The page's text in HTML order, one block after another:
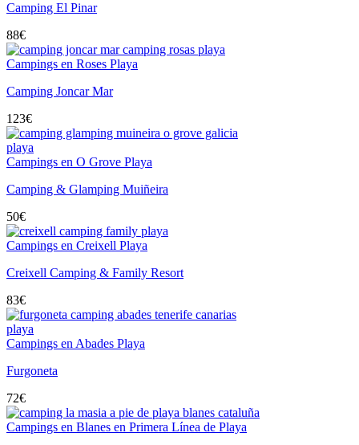
Camping El Pinar
88€
Campings en Roses Playa
Camping Joncar Mar
123€
Campings en O Grove Playa
Camping & Glamping Muiñeira
50€
Campings en Creixell Playa
Creixell Camping & Family Resort
83€
Campings en Abades Playa
Furgoneta
72€
Campings en Blanes en Primera Línea de Playa